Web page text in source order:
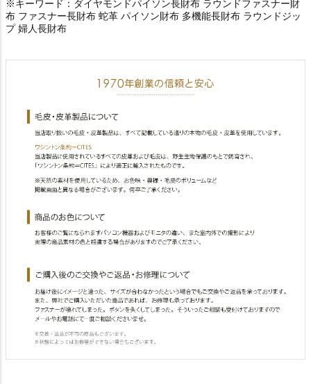
※キーワード：ダイヤモンドパイソン長財布 ラウンドファスナー財
布 ファスナー長財布 蛇革 パイソン財布 多機能長財布 ラウンドジッ
プ 婦人長財布